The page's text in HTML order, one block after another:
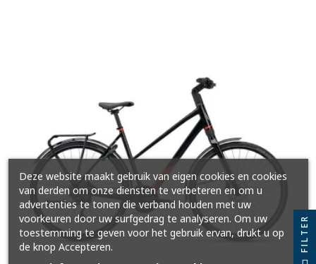
Deze website maakt gebruik van eigen cookies en cookies
van derden om onze diensten te verbeteren en om u
advertenties te tonen die verband houden met uw
voorkeuren door uw surfgedrag te analyseren. Om uw
toestemming te geven voor het gebruik ervan, drukt u op
de knop Accepteren.
FILTER